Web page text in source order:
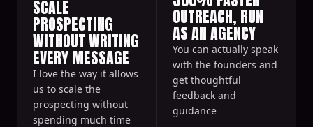
SCALE
PROSPECTING
WITHOUT WRITING
EVERY MESSAGE
I love the way it allows
us to scale the
prospecting without
spending much time
OUTREACH, RUN
AS AN AGENCY
You can actually speak
with the founders and
get thoughtful
feedback and
guidance